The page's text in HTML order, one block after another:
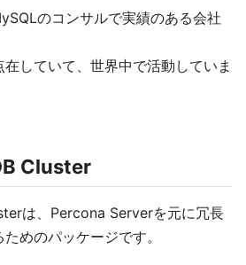
のコンサルで実績のある会社
していて、世界中で活動していま
Cluster
は、Percona Serverを元に冗長
めのパッケージです。